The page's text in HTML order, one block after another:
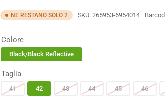
NE RESTANO SOLO 2 SKU: 265953-6954014
Colore
Black/Black Reflective
Taglia
41 42 43 44 45 46